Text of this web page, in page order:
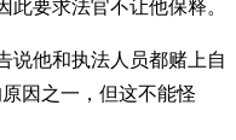
要求法官不让他保释。
说他和执法人员都赌上自
因之一，但这不能怪